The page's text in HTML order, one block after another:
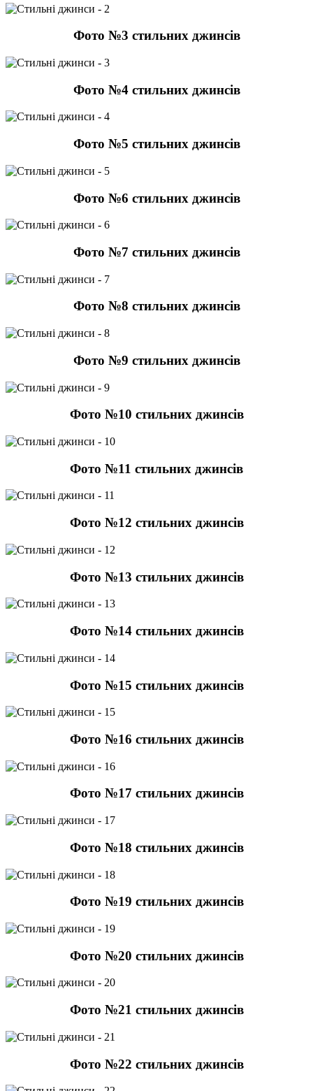
Фото №3 стильних джинсів
Фото №4 стильних джинсів
Фото №5 стильних джинсів
Фото №6 стильних джинсів
Фото №7 стильних джинсів
Фото №8 стильних джинсів
Фото №9 стильних джинсів
Фото №10 стильних джинсів
Фото №11 стильних джинсів
Фото №12 стильних джинсів
Фото №13 стильних джинсів
Фото №14 стильних джинсів
Фото №15 стильних джинсів
Фото №16 стильних джинсів
Фото №17 стильних джинсів
Фото №18 стильних джинсів
Фото №19 стильних джинсів
Фото №20 стильних джинсів
Фото №21 стильних джинсів
Фото №22 стильних джинсів